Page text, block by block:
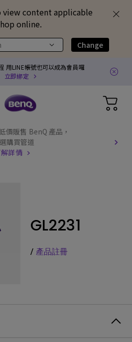
view content applicable
online.
Change
用LINE帳號也可以成為會員囉
立即綁定
GV31 全球產品召回通知
GL2231
/ 產品註冊